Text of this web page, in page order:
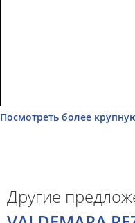
Посмотреть более
Другие